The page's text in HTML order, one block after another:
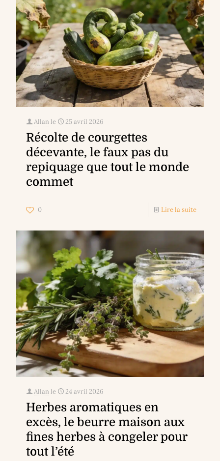
Allan le 25 avril 2026
Récolte de courgettes
décevante, le faux pas du
repiquage que tout le monde
commet
0 Lire la suite
Allan le 24 avril 2026
Herbes aromatiques en
excès, le beurre maison aux
fines herbes à congeler pour
tout l’été